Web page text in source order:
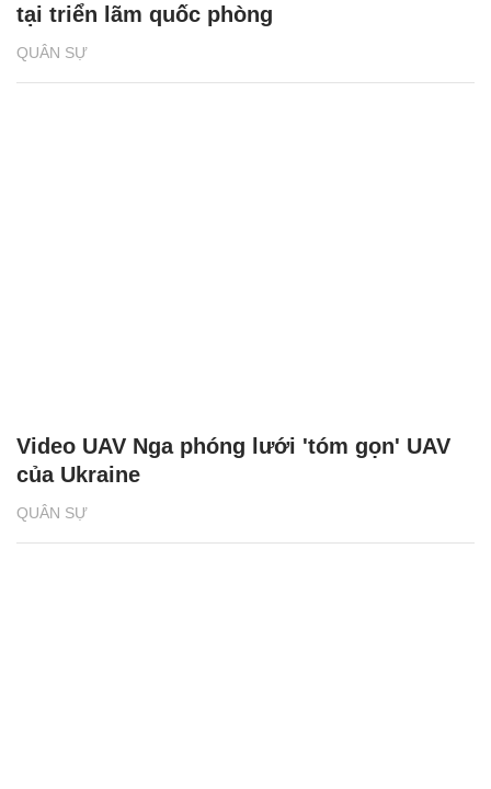
QUÂN SỰ
tại triển lãm quốc phòng
QUÂN SỰ
Video UAV Nga phóng lưới 'tóm gọn' UAV
của Ukraine